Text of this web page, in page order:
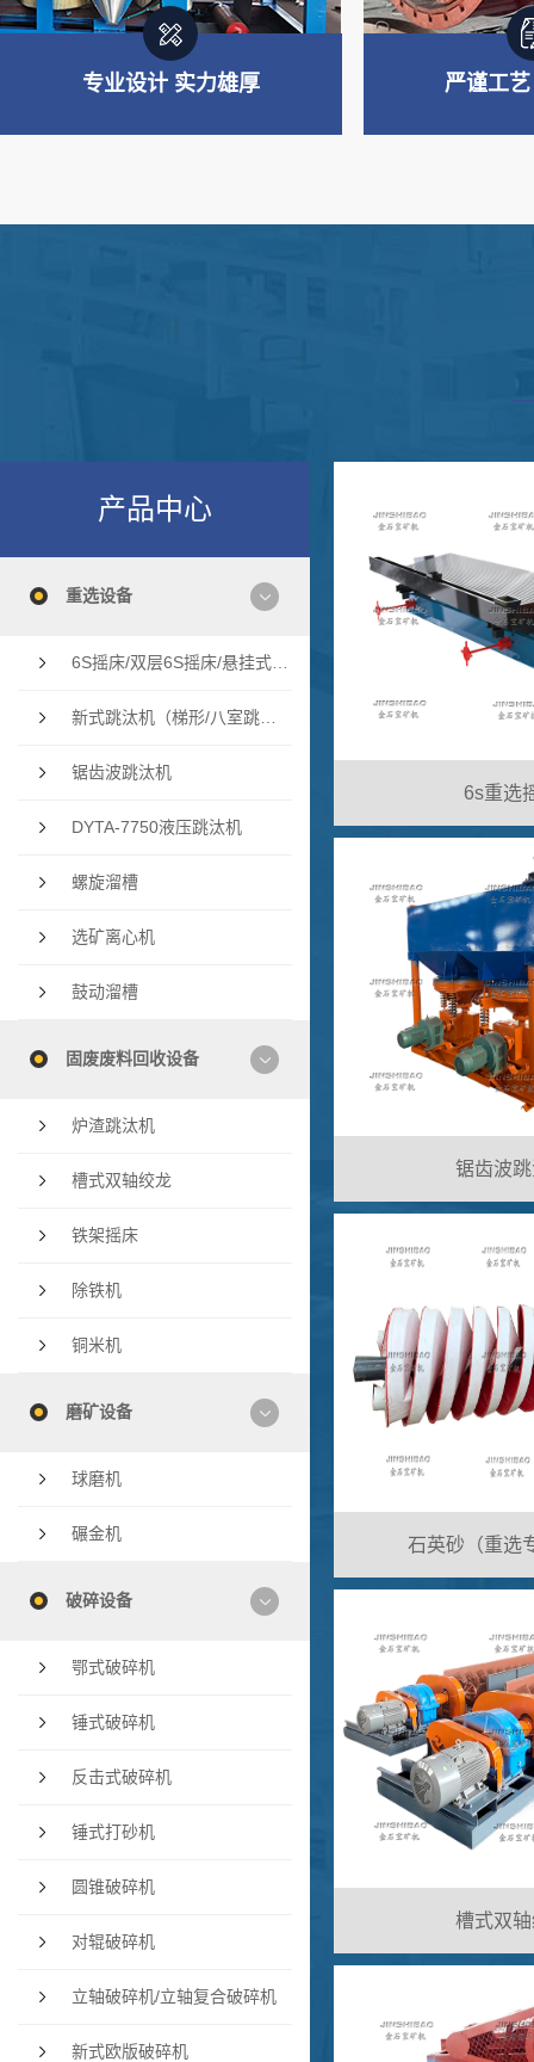
专业设计 实力雄厚
设备、磨矿及筛分设备、搅拌设
备、制砂设备等
严谨工
验经过多道严
产品中心
重选设备
锯齿波跳汰机
DYTA-7750液压跳汰机
螺旋溜槽
选矿离心机
鼓动溜槽
固废废料回收设备
炉渣跳汰机
槽式双轴绞龙
铁架摇床
除铁机
铜米机
磨矿设备
球磨机
碾金机
破碎设备
鄂式破碎机
锤式破碎机
反击式破碎机
锤式打砂机
圆锥破碎机
对辊破碎机
立轴破碎机/立轴复合破碎机
新式欧版破碎机
6s重选
锯齿波
石英砂（重选
槽式双